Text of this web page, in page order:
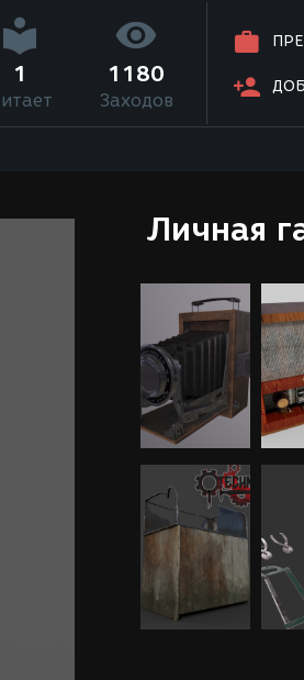
1 1180
Заходов
Личная